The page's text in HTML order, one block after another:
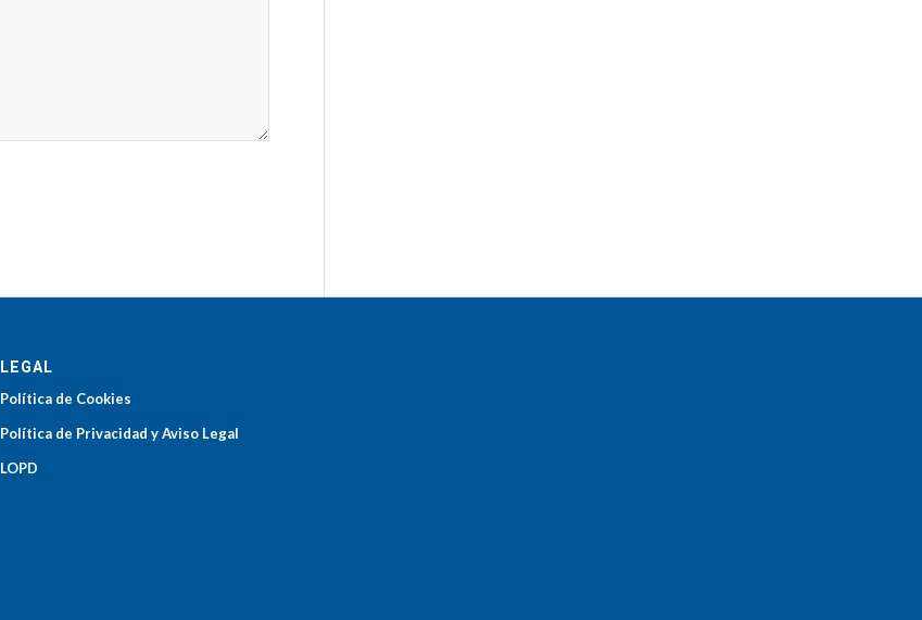
LEGAL
Política de Cookies
Política de Privacidad y Aviso Legal
LOPD